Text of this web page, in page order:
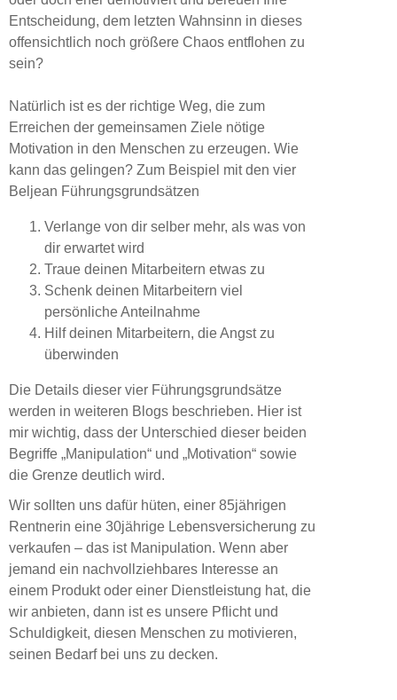
Entscheidung, dem letzten Wahnsinn in dieses
offensichtlich noch größere Chaos entflohen zu
sein?
Natürlich ist es der richtige Weg, die zum
Erreichen der gemeinsamen Ziele nötige
Motivation in den Menschen zu erzeugen. Wie
kann das gelingen? Zum Beispiel mit den vier
Beljean Führungsgrundsätzen
Verlange von dir selber mehr, als was von
dir erwartet wird
Traue deinen Mitarbeitern etwas zu
Schenk deinen Mitarbeitern viel
persönliche Anteilnahme
Hilf deinen Mitarbeitern, die Angst zu
überwinden
Die Details dieser vier Führungsgrundsätze
werden in weiteren Blogs beschrieben. Hier ist
mir wichtig, dass der Unterschied dieser beiden
Begriffe „Manipulation“ und „Motivation“ sowie
die Grenze deutlich wird.
Wir sollten uns dafür hüten, einer 85jährigen
Rentnerin eine 30jährige Lebensversicherung zu
verkaufen – das ist Manipulation. Wenn aber
jemand ein nachvollziehbares Interesse an
einem Produkt oder einer Dienstleistung hat, die
wir anbieten, dann ist es unsere Pflicht und
Schuldigkeit, diesen Menschen zu motivieren,
seinen Bedarf bei uns zu decken.